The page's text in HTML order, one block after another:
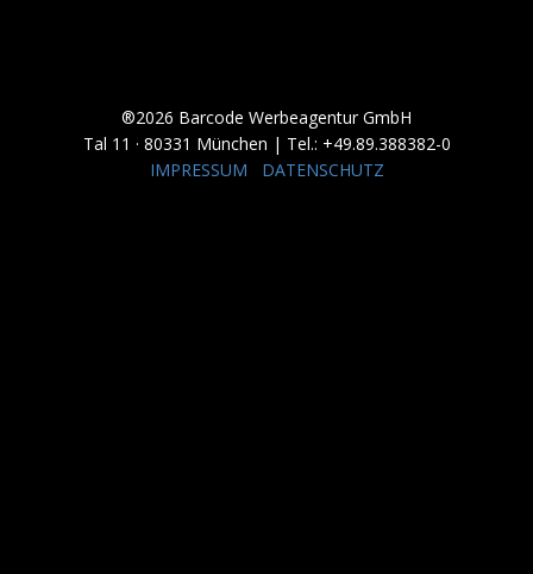
®2026 Barcode Werbeagentur GmbH
Tal 11 · 80331 München | Tel.: +49.89.388382-0
IMPRESSUM
DATENSCHUTZ